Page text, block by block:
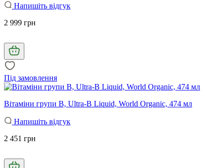
Напишіть відгук
2 999 грн
Під замовлення
Вітаміни групи В, Ultra-B Liquid, World Organic, 474 мл
Напишіть відгук
2 451 грн